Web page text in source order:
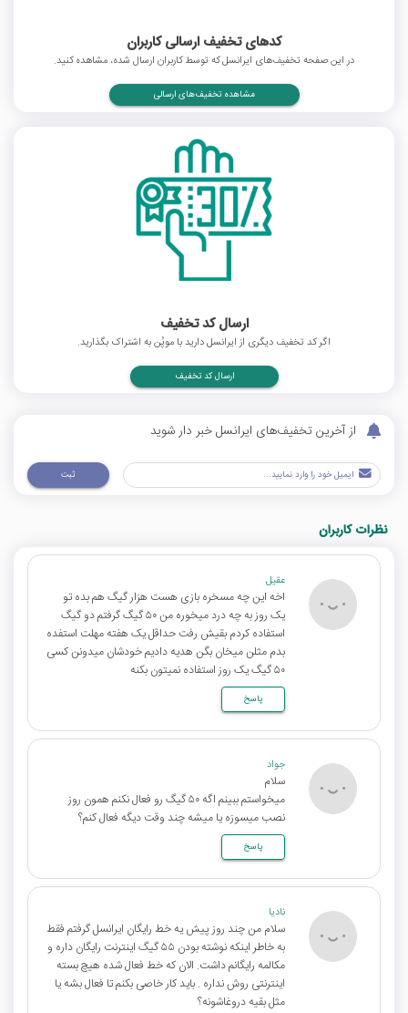
کدهای تخفیف ارسالی کاربران
در این صفحه تخفیف‌های ایرانسل که توسط کاربران ارسال شده، مشاهده کنید.
مشاهده تخفیف‌های ارسالی
ارسال کد تخفیف
اگر کد تخفیف دیگری از ایرانسل دارید با موپُن به اشتراک بگذارید.
ارسال کد تخفیف
از آخرین تخفیف‌های ایرانسل خبر دار شوید
ثبت
نظرات کاربران
عقیل
اخه این چه مسخره بازی هست هزار گیگ هم بده تو
یک روز به چه درد میخوره من ۵۰ گیگ گرفتم دو گیگ
استفاده کردم بقیش رفت حداقل یک هفته مهلت استفده
بدم مثلن میخان بگن هدیه دادیم خودشان میدونن کسی
۵۰ گیگ یک روز استفاده نمیتون بکنه
پاسخ
جواد
سلام
میخواستم ببینم اگه ۵۰ گیگ رو فعال نکنم همون روز
نصب میسوزه یا میشه چند وقت دیگه فعال کنم؟
پاسخ
نادیا
سلام من چند روز پیش یه خط رایگان ایرانسل گرفتم فقط
به خاطر اینکه نوشته بودن ۵۵ گیگ اینترنت رایگان داره و
مکالمه رایگانم داشت. الان که خط فعال شده هیچ بسته
اینترنتی روش نداره . باید کار خاصی بکنم تا فعال بشه یا
مثل بقیه دروغاشونه؟